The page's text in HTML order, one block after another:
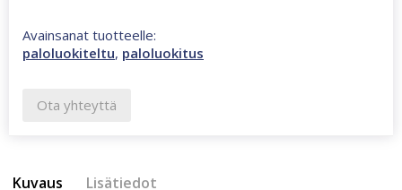
Avainsanat tuotteelle:
paloluokiteltu, paloluokitus
Ota yhteyttä
Kuvaus Lisätiedot